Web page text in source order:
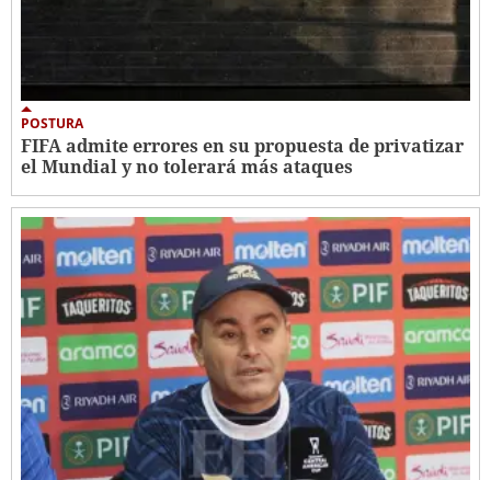
POSTURA
FIFA admite errores en su propuesta de privatizar
el Mundial y no tolerará más ataques